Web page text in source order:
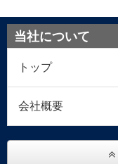
当社について
トップ
会社概要